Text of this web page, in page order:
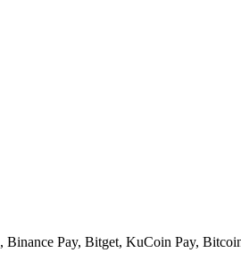
Pay, Bitget, KuCoin Pay,